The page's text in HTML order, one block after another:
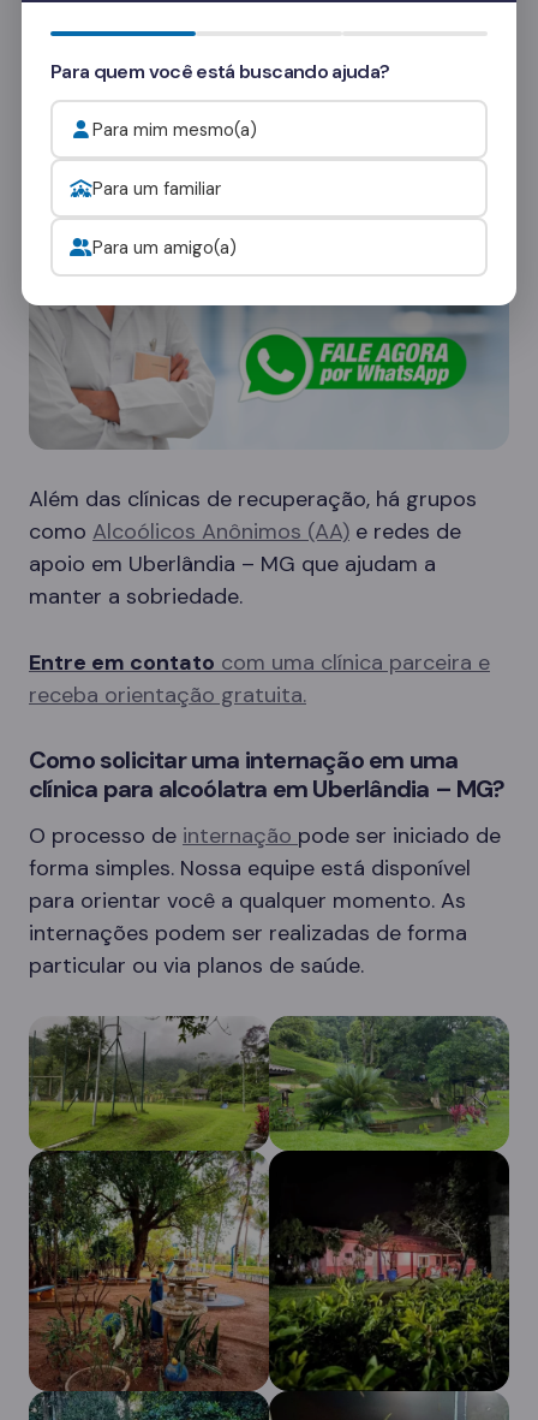
Quer saber mais? Fale com nossos
consultorese veja como funcionam as visitas.
Onde procurar ajuda para o alcoolismo?
Além das clínicas de recuperação, há grupos
como Alcoólicos Anônimos (AA) e redes de
apoio em Uberlândia – MG que ajudam a
manter a sobriedade.
Entre em contato com uma clínica parceira e
receba orientação gratuita.
Como solicitar uma internação em uma
clínica para alcoólatra em Uberlândia – MG?
O processo de internação pode ser iniciado de
forma simples. Nossa equipe está disponível
para orientar você a qualquer momento. As
internações podem ser realizadas de forma
particular ou via planos de saúde.
Para quem você está buscando ajuda?
Para mim mesmo(a)
Para um familiar
Para um amigo(a)